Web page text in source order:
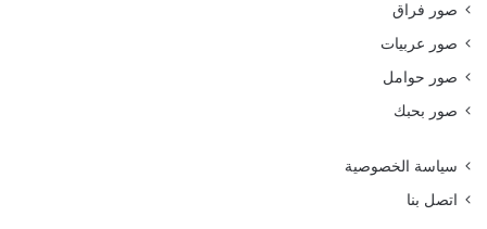
صور فراق
صور عربيات
صور حوامل
صور بحبك
سياسة الخصوصية
اتصل بنا